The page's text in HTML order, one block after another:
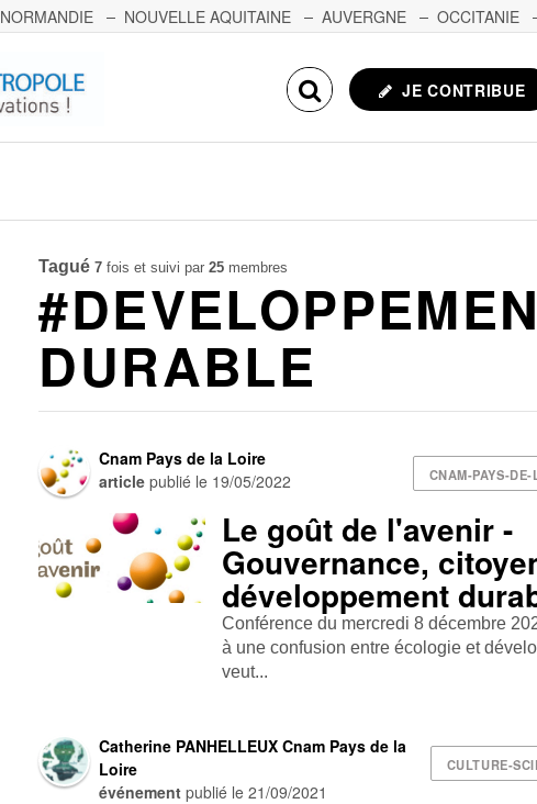
NORMANDIE NOUVELLE AQUITAINE AUVERGNE OCCITANIE
JE CONTRIBUE
Tagué 7 fois et suivi par25 membres
DURABLE
CNAM-PAYS-
Cnam Pays de la Loire
article publié le 19/05/2022
Le goût de l'avenir -
Gouvernance,
développement
Conférence du mercredi 8 décembre
à une confusion entre écologie et
veut...
CULTURE-
Catherine PANHELLEUX Cnam Pays de la
Loire
événement publié le21/09/2021